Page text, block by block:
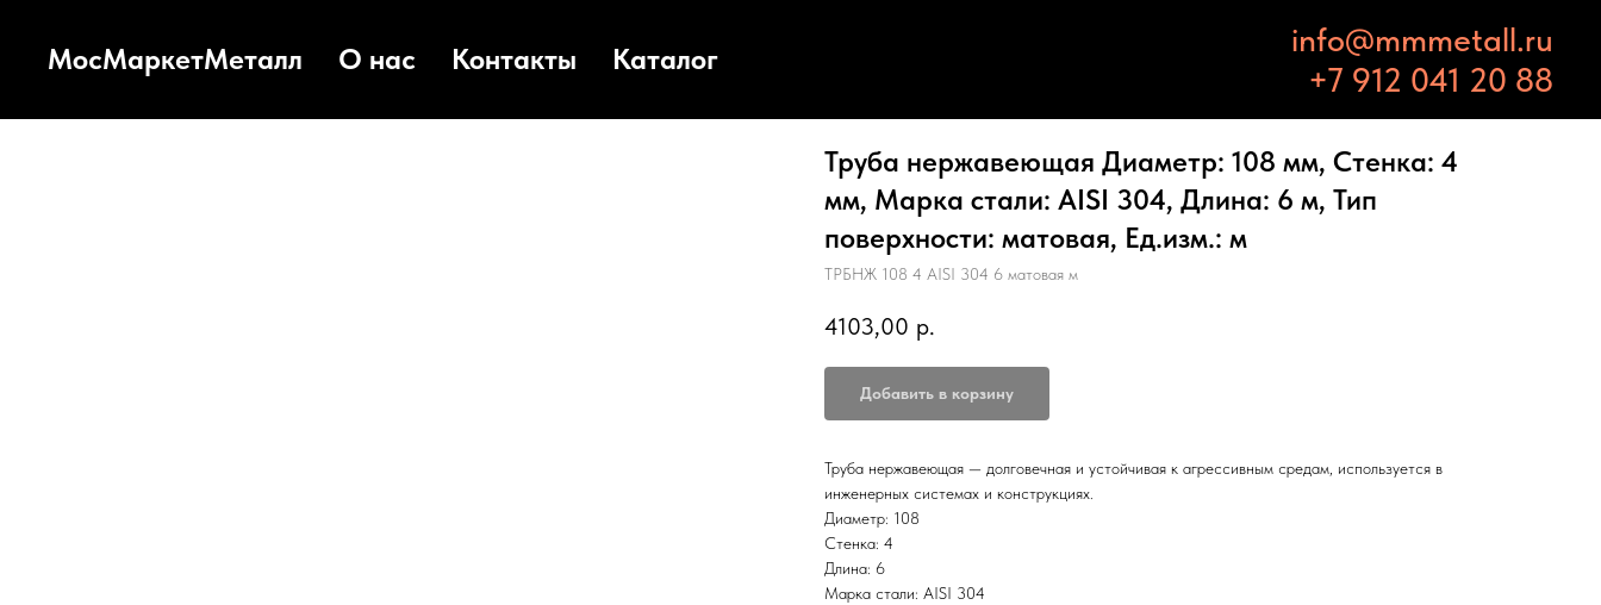
МосМаркетМеталл О нас Контакты Каталог
info@mmmetall.ru
+7 912 041 20 88
Труба нержавеющая Диаметр: 108 мм, Стенка: 4
мм, Марка стали: AISI 304, Длина: 6 м, Тип
поверхности: матовая, Ед.изм.: м
ТРБНЖ 108 4 AISI 304 6 матовая м
4103,00 р.
Добавить в корзину
Труба нержавеющая — долговечная и устойчивая к агрессивным средам, используется в
инженерных системах и конструкциях.
Диаметр: 108
Стенка: 4
Длина: 6
Марка стали: AISI 304